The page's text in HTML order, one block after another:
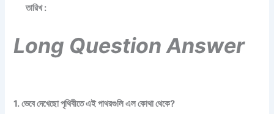
তারিখ :
Long Question Answer
1. ভেবে দেখেছো পৃথিবীতে এই পাথরগুলি এল কোথা থেকে?